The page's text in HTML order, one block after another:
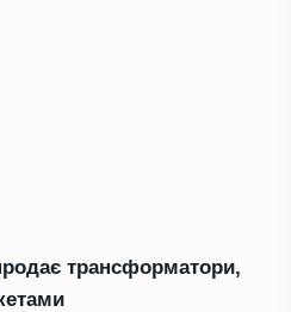
трансформатори,